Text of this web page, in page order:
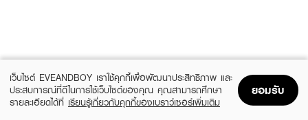
เว็บไซต์ EVEANDBOY เราใช้คุกกี้เพื่อพัฒนาประสิทธิภาพ และ
ประสบการณ์ที่ดีในการใช้เว็บไซต์ของคุณ คุณสามารถศึกษา
รายละเอียดได้ที่ เรียนรู้เกี่ยวกับคุกกี้ของเบราว์เซอร์เพิ่มเติม
ยอมรับ